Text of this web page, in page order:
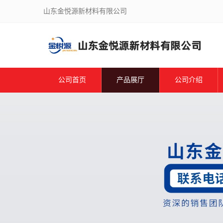
山东金悦源新材料有限公司
公司首页 产品展厅 公司介绍